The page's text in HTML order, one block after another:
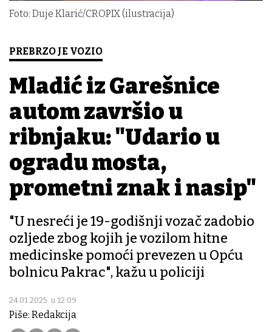
Foto: Duje Klarić/CROPIX (ilustracija)
PREBRZO JE VOZIO
Mladić iz Garešnice
autom završio u
ribnjaku: "Udario u
ogradu mosta,
prometni znak i nasip"
"U nesreći je 19-godišnji vozač zadobio
ozljede zbog kojih je vozilom hitne
medicinske pomoći prevezen u Opću
bolnicu Pakrac", kažu u policiji
24.01.2025. u 12:09
Piše: Redakcija